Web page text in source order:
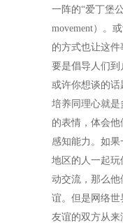
一阵的“爱丁堡
movement）。
的方式也让这
要是倡导人们到
或许你想谈的话
培养同理心就
的表情，体会
感知能力。如
地区的人一起玩
动交流，那么
谊。但是网络
友谊的双方从